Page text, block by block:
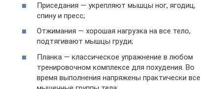
Приседания — укрепляют мышцы ног, ягодиц,
спину и пресс;
Отжимания — хорошая нагрузка на все тело,
подтягивают мышцы груди;
Планка — классическое упражнение в любом
тренировочном комплексе для похудения. Во
время выполнения напряжены практически все